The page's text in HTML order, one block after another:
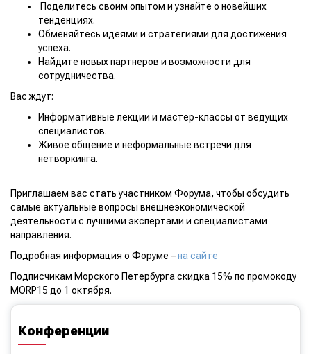
Поделитесь своим опытом и узнайте о новейших
тенденциях.
Обменяйтесь идеями и стратегиями для достижения
успеха.
Найдите новых партнеров и возможности для
сотрудничества.
Вас ждут:
Информативные лекции и мастер-классы от ведущих
специалистов.
Живое общение и неформальные встречи для
нетворкинга.
Приглашаем вас стать участником Форума, чтобы обсудить
самые актуальные вопросы внешнеэкономической
деятельности с лучшими экспертами и специалистами
направления.
Подробная информация о Форуме –на сайте
Подписчикам Морского Петербурга скидка 15% по промокоду
MORP15 до 1 октября.
Конференции